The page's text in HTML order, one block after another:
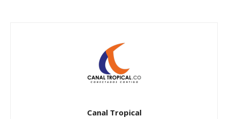
Canal Tropical